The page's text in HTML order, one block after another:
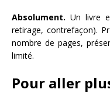
Absolument. Un livre
retirage, contrefaçon).
nombre de pages,
limité.
Pour aller